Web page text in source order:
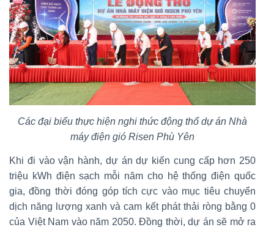
Các đại biểu thực hiện nghi thức động thổ dự án Nhà
máy điện gió Risen Phù Yên
Khi đi vào vận hành, dự án dự kiến cung cấp hơn 250
triệu kWh điện sạch mỗi năm cho hệ thống điện quốc
gia, đồng thời đóng góp tích cực vào mục tiêu chuyển
dịch năng lượng xanh và cam kết phát thải ròng bằng 0
của Việt Nam vào năm 2050. Đồng thời, dự án sẽ mở ra